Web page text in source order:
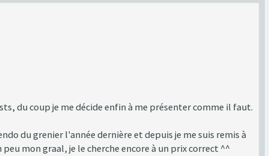
du coup je me décide enfin à me présenter comme il faut.
du grenier l'année dernière et depuis je me suis remis à
mon graal, je le cherche encore à un prix correct ^^